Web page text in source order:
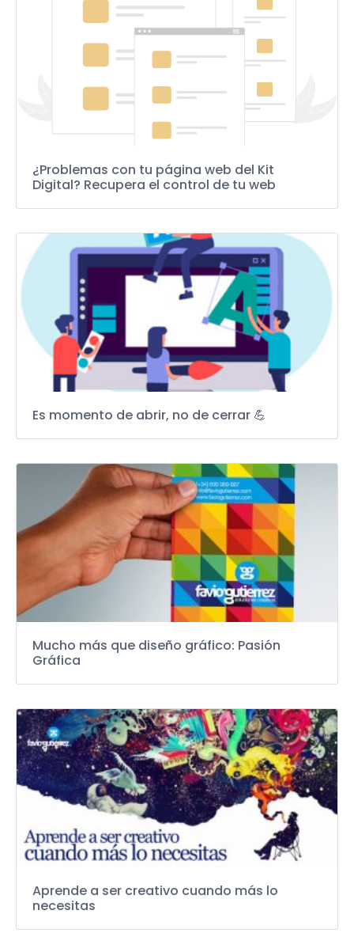
¿Problemas con tu página web del Kit
Digital? Recupera el control de tu web
Es momento de abrir, no de cerrar 💪
Mucho más que diseño gráfico: Pasión
Gráfica
Aprende a ser creativo cuando más lo
necesitas